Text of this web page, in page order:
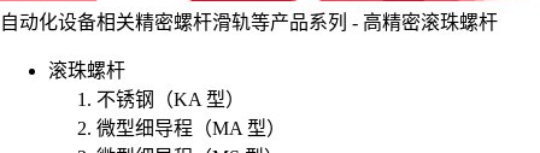
自动化设备相关精密螺杆滑轨等产品系列 - 高精密滚珠螺杆
滚珠螺杆
不锈钢（KA 型）
微型细导程（MA 型）